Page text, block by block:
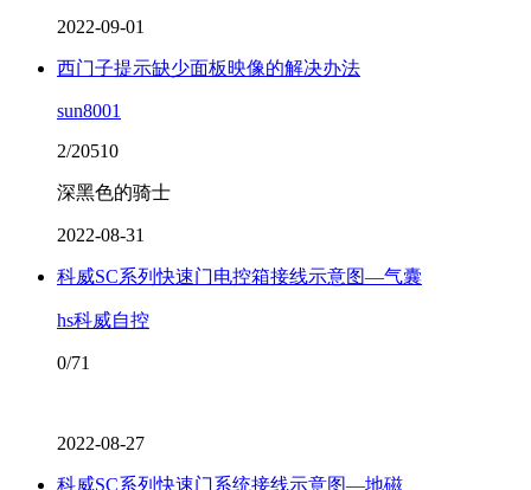
2022-09-01
西门子提示缺少面板映像的解决办法
sun8001
2/20510
深黑色的骑士
2022-08-31
科威SC系列快速门电控箱接线示意图—气囊
hs科威自控
0/71
2022-08-27
科威SC系列快速门系统接线示意图—地磁